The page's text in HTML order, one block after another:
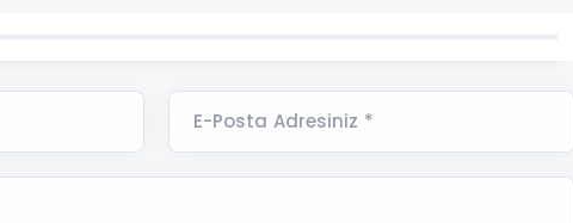
E-Posta Adresiniz *